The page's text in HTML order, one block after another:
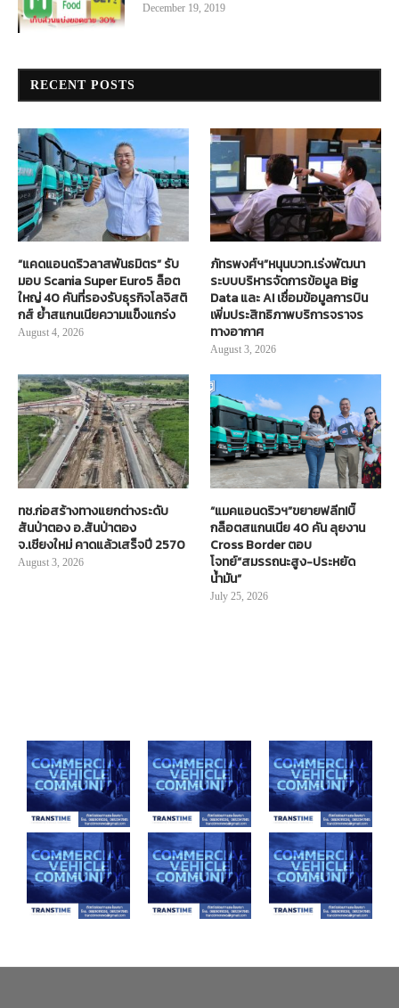
December 19, 2019
RECENT POSTS
“แคดแอนดริวลาสพันธมิตร” รับ
มอบ Scania Super Euro5 ล็อต
ใหญ่ 40 คันที่รองรับธุรกิจโลจิสติ
กส์ ย้ำสแกนเนียความแข็งแกร่ง
August 4, 2026
ภัทรพงศ์ฯ”หนุนบวท.เร่งพัฒนา
ระบบบริหารจัดการข้อมูล Big
Data และ AI เชื่อมข้อมูลการบิน
เพิ่มประสิทธิภาพบริการจราจร
ทางอากาศ
August 3, 2026
ทช.ก่อสร้างทางแยกต่างระดับ
สันป่าตอง อ.สันป่าตอง
จ.เชียงใหม่ คาดแล้วเสร็จปี 2570
August 3, 2026
“แมคแอนดริวฯ”ขยายฟลีท!บิ๊
กล็อตสแกนเนีย 40 คัน ลุยงาน
Cross Border ตอบ
โจทย์“สมรรถนะสูง-ประหยัด
น้ำมัน”
July 25, 2026